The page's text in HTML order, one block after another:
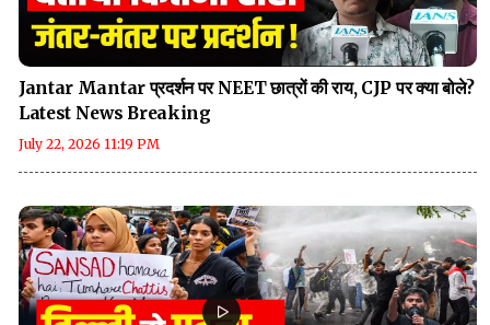
Jantar Mantar प्रदर्शन पर NEET छात्रों की राय, CJP पर क्या बोले?
Latest News Breaking
July 22, 2026 11:19 PM